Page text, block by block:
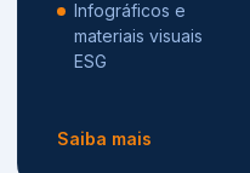
Infográficos e
materiais visuais
ESG
Saiba mais